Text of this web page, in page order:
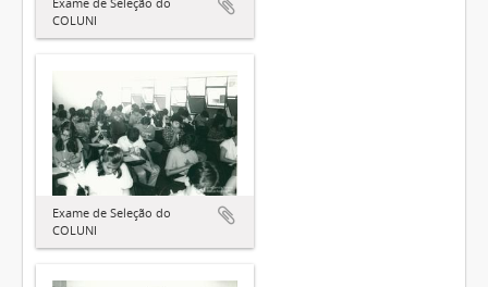
COLUNI
Exame de Seleção do
COLUNI